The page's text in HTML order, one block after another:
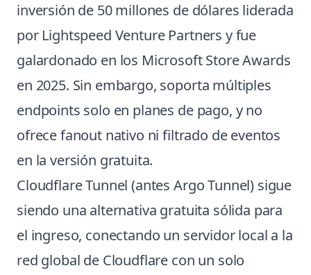
inversión de 50 millones de dólares liderada
por Lightspeed Venture Partners y fue
galardonado en los Microsoft Store Awards
en 2025. Sin embargo, soporta múltiples
endpoints solo en planes de pago, y no
ofrece fanout nativo ni filtrado de eventos
en la versión gratuita.
Cloudflare Tunnel (antes Argo Tunnel) sigue
siendo una alternativa gratuita sólida para
el ingreso, conectando un servidor local a la
red global de Cloudflare con un solo